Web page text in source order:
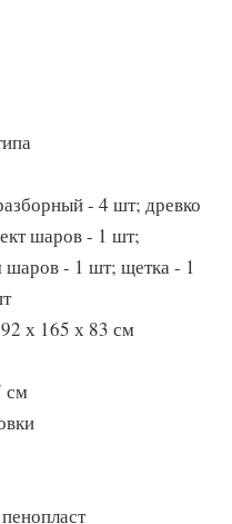
- 4 шт; древко
шаров - 1 шт;
шаров - 1 шт; щетка - 1
х 165 х 83 см
см